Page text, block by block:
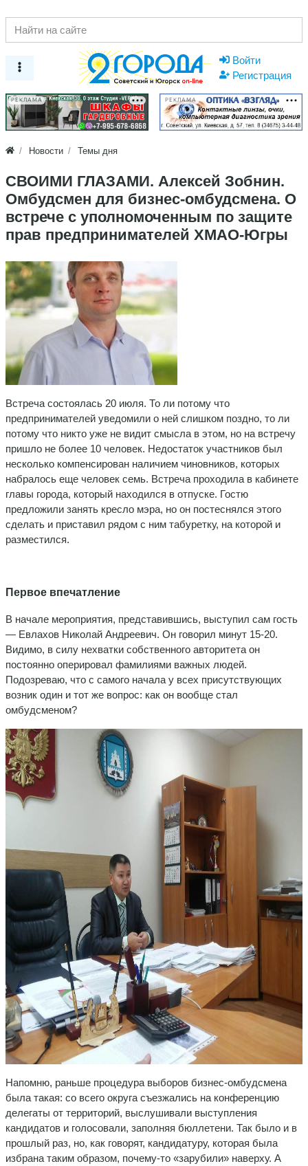
Войти
Регистрация
РЕКЛАМА РЕКЛАМА
Новости Темы дня
СВОИМИ ГЛАЗАМИ. Алексей Зобнин.
Омбудсмен для бизнес-омбудсмена. О
встрече с уполномоченным по защите
прав предпринимателей ХМАО-Югры
Встреча состоялась 20 июля. То ли потому что
предпринимателей уведомили о ней слишком поздно, то ли
потому что никто уже не видит смысла в этом, но на встречу
пришло не более 10 человек. Недостаток участников был
несколько компенсирован наличием чиновников, которых
набралось еще человек семь. Встреча проходила в кабинете
главы города, который находился в отпуске. Гостю
предложили занять кресло мэра, но он постеснялся этого
сделать и приставил рядом с ним табуретку, на которой и
разместился.
Первое впечатление
В начале мероприятия, представившись, выступил сам гость
— Евлахов Николай Андреевич. Он говорил минут 15-20.
Видимо, в силу нехватки собственного авторитета он
постоянно оперировал фамилиями важных людей.
Подозреваю, что с самого начала у всех присутствующих
возник один и тот же вопрос: как он вообще стал
омбудсменом?
Напомню, раньше процедура выборов бизнес-омбудсмена
была такая: со всего округа съезжались на конференцию
делегаты от территорий, выслушивали выступления
кандидатов и голосовали, заполняя бюллетени. Так было и в
прошлый раз, но, как говорят, кандидатуру, которая была
избрана таким образом, почему-то «зарубили» наверху. А